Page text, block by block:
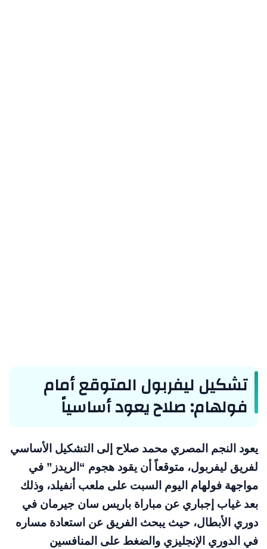
تشكيل ليفربول المتوقع أمام
فولهام: صلاح يعود أساسياً
يعود النجم المصري محمد صلاح إلى التشكيل الأساسي
لفريق ليفربول، متوقعاً أن يقود هجوم “الريدز” في
مواجهة فولهام اليوم السبت على ملعب أنفيلد، وذلك
بعد غياب إجباري عن مباراة باريس سان جيرمان في
دوري الأبطال، حيث يبحث الفريق عن استعادة مساره
في الدوري الإنجليزي والضغط على المنافسين